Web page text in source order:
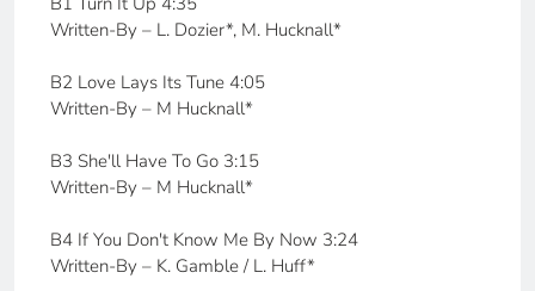
Written-By – L. Dozier*, M. Hucknall*
B2 Love Lays Its Tune 4:05
Written-By – M Hucknall*
B3 She'll Have To Go 3:15
Written-By – M Hucknall*
B4 If You Don't Know Me By Now 3:24
Written-By – K. Gamble / L. Huff*